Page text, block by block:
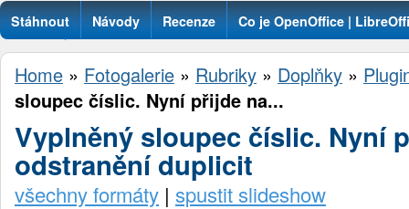
Stáhnout Návody Recenze Co je OpenOffice |
Otázky
Home » Fotogalerie » Rubriky » Doplňky »
sloupec číslic. Nyní přijde na...
Vyplněný sloupec číslic. Nyní
odstranění duplicit
všechny formáty | spustit slideshow